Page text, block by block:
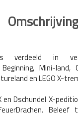
verdeeld in
Mini-land,
en LEGO X-
Dschundel X-
Beleef